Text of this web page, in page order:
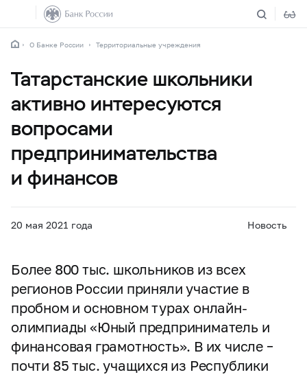
О Банке России Территориальные учреждения
Татарстанские школьники
активно интересуются
вопросами
предпринимательства
и финансов
20 мая 2021 года Новость
Более 800 тыс. школьников из всех
регионов России приняли участие в
пробном и основном турах онлайн-
олимпиады «Юный предприниматель и
финансовая грамотность». В их числе –
почти 85 тыс. учащихся из Республики